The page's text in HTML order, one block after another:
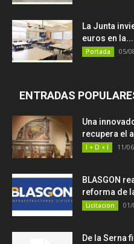
La Junta
euros en la...
Portada 05/
ENTRADAS
Una
recupera el
I + D + I 11/
BLASGON
reforma de
Licitacion 01/
De la Serna